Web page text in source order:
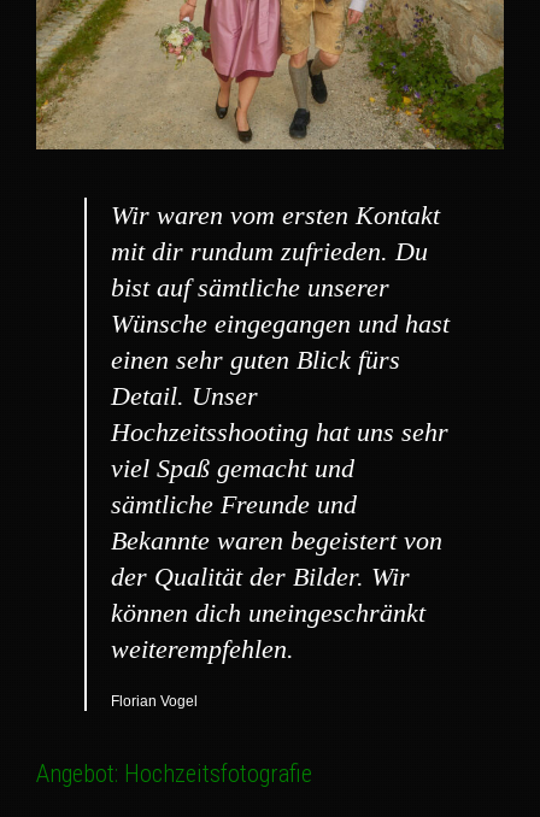
Wir waren vom ersten Kontakt
mit dir rundum zufrieden. Du
bist auf sämtliche unserer
Wünsche eingegangen und hast
einen sehr guten Blick fürs
Detail. Unser
Hochzeitsshooting hat uns sehr
viel Spaß gemacht und
sämtliche Freunde und
Bekannte waren begeistert von
der Qualität der Bilder. Wir
können dich uneingeschränkt
weiterempfehlen.
Florian Vogel
Angebot: Hochzeitsfotografie